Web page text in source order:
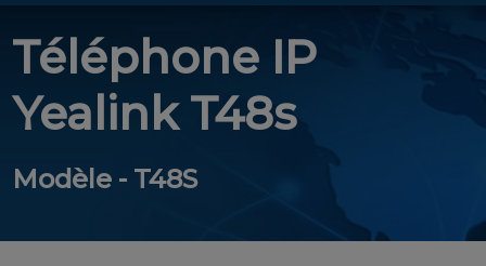
Téléphone IP
Yealink T48s
Modèle - T48S